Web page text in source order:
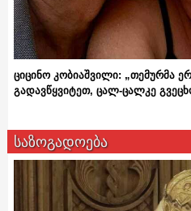
ციცინო კობიაშვილი: „თემურმა
გადავწყვიტეთ, ცალ-ცალკე
საზოგადოება